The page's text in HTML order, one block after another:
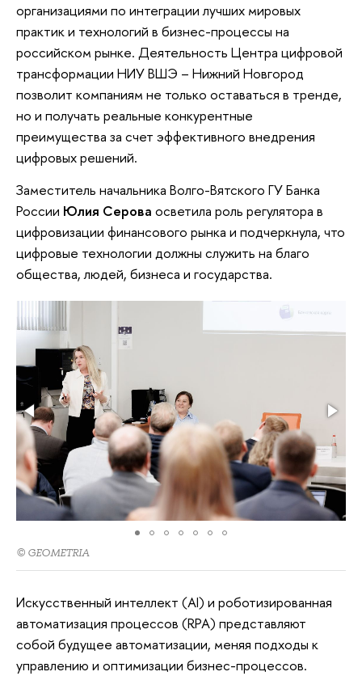
организациями по интеграции лучших мировых
практик и технологий в бизнес-процессы на
российском рынке. Деятельность Центра цифровой
трансформации НИУ ВШЭ – Нижний Новгород
позволит компаниям не только оставаться в тренде,
но и получать реальные конкурентные
преимущества за счет эффективного внедрения
цифровых решений.
Заместитель начальника Волго-Вятского ГУ Банка
России Юлия Серова осветила роль регулятора в
цифровизации финансового рынка и подчеркнула, что
цифровые технологии должны служить на благо
общества, людей, бизнеса и государства.
© GEOMETRIA
Искусственный интеллект (AI) и роботизированная
автоматизация процессов (RPA) представляют
собой будущее автоматизации, меняя подходы к
управлению и оптимизации бизнес-процессов.